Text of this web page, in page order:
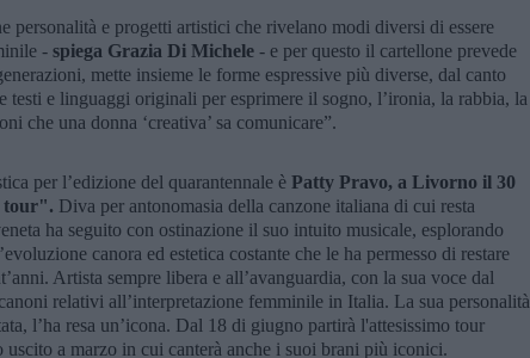
personalità e progetti artistici che rivelano modi diversi di essere
- spiega Grazia Di Michele - e per questo il cartellone prevede
mette insieme le forme espressive più diverse, dal canto
testi e linguaggi originali per esprimere il sogno, l’ironia, la rabbia, la
che una donna ‘creativa’ sa comunicare”.
per l’edizione del quarantennale è Patty Pravo, a Livorno il 30
tour". Diva per antonomasia della canzone italiana di cui resta
ha seguito con ostinazione il suo intuito musicale, esplorando
canora ed estetica costante che le ha permesso di restare
Artista sempre libera e all’avanguardia, con la sua voce dal
relativi all’interpretazione femminile in Italia. La sua personalità
l’ha resa un’icona. Dal 18 di giugno partirà l'attesissimo tour
a marzo in cui canterà anche i suoi brani più iconici.